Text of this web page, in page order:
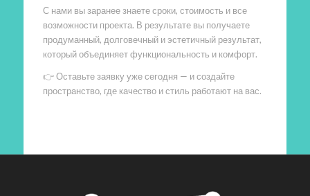
С нами вы заранее знаете сроки, стоимость и все
возможности проекта. В результате вы получаете
продуманный, долговечный и эстетичный результат,
который объединяет функциональность и комфорт.
👉 Оставьте заявку уже сегодня — и создайте
пространство, где качество и стиль работают на вас.